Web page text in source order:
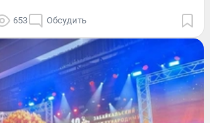
653 Обсудить